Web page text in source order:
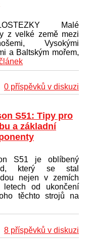
Malé
z velké země mezi
Vysokými
a Baltským mořem,
0 příspěvků v diskuzi
S51: Tipy pro
a základní
S51 je oblíbený
který se stal
nejen v zemích
od ukončení
těchto strojů na
8 příspěvků v diskuzi